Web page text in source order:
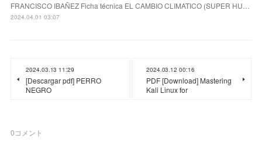
FRANCISCO IBAÑEZ Ficha técnica EL CAMBIO CLIMATICO (SUPER HU…
2024.04.01 03:07
2024.03.13 11:29
[Descargar pdf] PERRO
NEGRO
2024.03.12 00:16
PDF [Download] Mastering
Kali Linux for
0コメント